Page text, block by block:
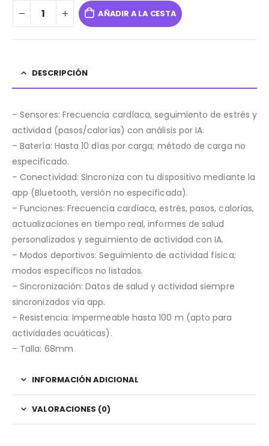
AÑADIR A LA CESTA
DESCRIPCIÓN
– Sensores: Frecuencia cardíaca, seguimiento de estrés y
actividad (pasos/calorías) con análisis por IA.
– Batería: Hasta 10 días por carga; método de carga no
especificado.
– Conectividad: Sincroniza con tu dispositivo mediante la
app (Bluetooth, versión no especificada).
– Funciones: Frecuencia cardíaca, estrés, pasos, calorías,
actualizaciones en tiempo real, informes de salud
personalizados y seguimiento de actividad con IA.
– Modos deportivos: Seguimiento de actividad física;
modos específicos no listados.
– Sincronización: Datos de salud y actividad siempre
sincronizados vía app.
– Resistencia: Impermeable hasta 100 m (apto para
actividades acuáticas).
– Talla: 68mm
INFORMACIÓN ADICIONAL
VALORACIONES (0)